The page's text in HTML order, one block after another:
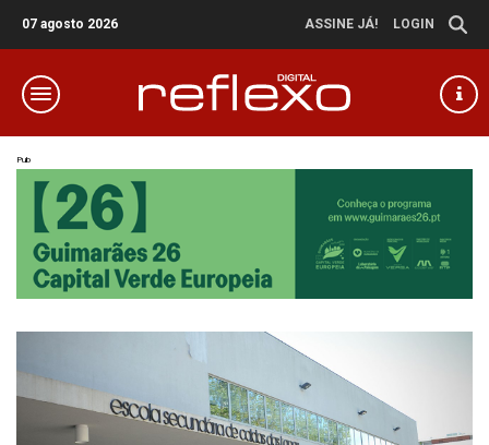
07 agosto 2026 ASSINE JÁ! LOGIN
Pub